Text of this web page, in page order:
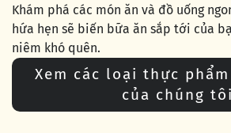
Khám phá các món ăn và đồ uống
hứa hẹn sẽ biến bữa ăn sắp tới của
niêm khó quên.
Xem các loại thực
của chúng tôi